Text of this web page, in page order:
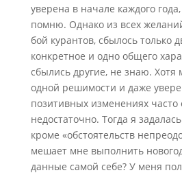
уверена в начале каждого года,
помню. Однако из всех
бой курантов, сбылось только
конкретное и одно общего
сбылись другие, не знаю. Хотя
одной решимости и даже
позитивных изменениях часто
недостаточно. Тогда я
кроме «обстоятельств
мешает мне выполнить
данные самой себе? У меня